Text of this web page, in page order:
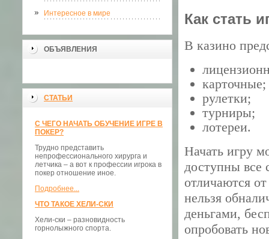
Интересное в мире
ОБЪЯВЛЕНИЯ
СТАТЬИ
С ЧЕГО НАЧАТЬ ОБУЧЕНИЕ ИГРЕ В
ПОКЕР?
Трудно представить
непрофессионального хирурга и
летчика – а вот к профессии игрока в
покер отношение иное.
Подробнее...
ЧТО ТАКОЕ ХЕЛИ-СКИ
Хели-ски – разновидность
горнолыжного спорта.
Как стать
В казино
карточные;
рулетки;
турниры;
лотереи.
Начать игру
доступны все
отличаются
нельзя
деньгами,
опробовать